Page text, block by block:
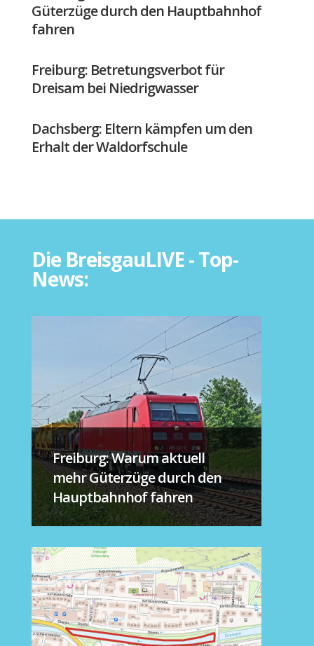
Güterzüge durch den Hauptbahnhof
fahren
Freiburg: Betretungsverbot für
Dreisam bei Niedrigwasser
Dachsberg: Eltern kämpfen um den
Erhalt der Waldorfschule
Die BreisgauLIVE - Top-
News:
Freiburg: Warum aktuell
mehr Güterzüge durch den
Hauptbahnhof fahren